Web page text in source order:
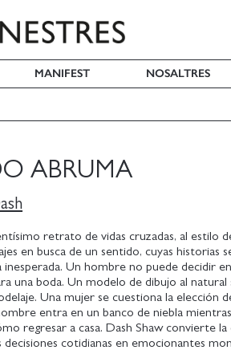
MANIFEST NOSALTRES
ABRUMA
retrato de vidas cruzadas, al estilo
en busca de un sentido, cuyas historias
inesperada. Un hombre no puede decidir
una boda. Un modelo de dibujo al natural
Una mujer se cuestiona la elección
entra en un banco de niebla
regresar a casa. Dash Shaw convierte la
decisiones cotidianas en emocionantes